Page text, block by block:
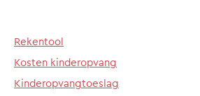
Rekentool
Kosten kinderopvang
Kinderopvangtoeslag